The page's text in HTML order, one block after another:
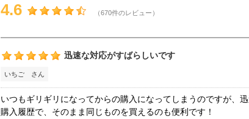
4.6 （670件のレビュー）
迅速な対応がすばらしいです
いちご さん
いつもギリギリになってからの購入になってしまうのですが、
購入履歴で、そのまま同じものを買えるのも便利です！